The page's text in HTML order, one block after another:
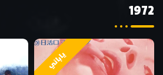
1972
ياباني